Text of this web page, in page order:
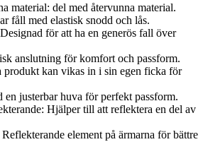
material: del med återvunna material.
fåll med elastisk snodd och lås.
för att ha en generös fall över
anslutning för komfort och passform.
produkt kan vikas in i sin egen ficka för
justerbar huva för perfekt passform.
Hjälper till att reflektera en del av
element på ärmarna för bättre